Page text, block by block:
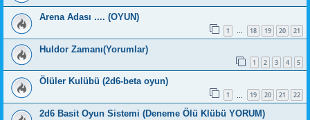
Arena Adası .... (OYUN)
1 … 18 19 20 21
Huldor Zamanı(Yorumlar)
1 2 3 4 5
Ölüler Kulübü (2d6-beta oyun)
1 19 20 21 22
2d6 Basit Oyun Sistemi (Deneme Ölü Klübü YORUM)